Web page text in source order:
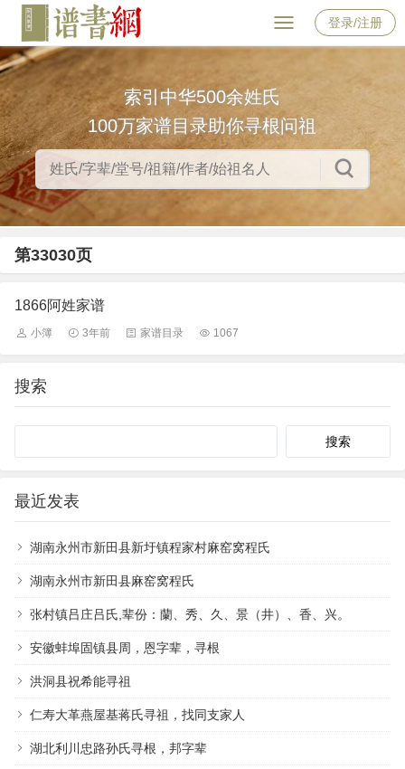
登录/注册
索引中华500余姓氏
100万家谱目录助你寻根问祖
第33030页
1866阿姓家谱
小簿 3年前 家谱目录 1067
搜索
最近发表
湖南永州市新田县新圩镇程家村麻窑窝程氏
湖南永州市新田县麻窑窝程氏
张村镇吕庄吕氏,辈份：蘭、秀、久、景（井）、香、兴。
安徽蚌埠固镇县周，恩字辈，寻根
洪洞县祝希能寻祖
仁寿大革燕屋基蒋氏寻祖，找同支家人
湖北利川忠路孙氏寻根，邦字辈